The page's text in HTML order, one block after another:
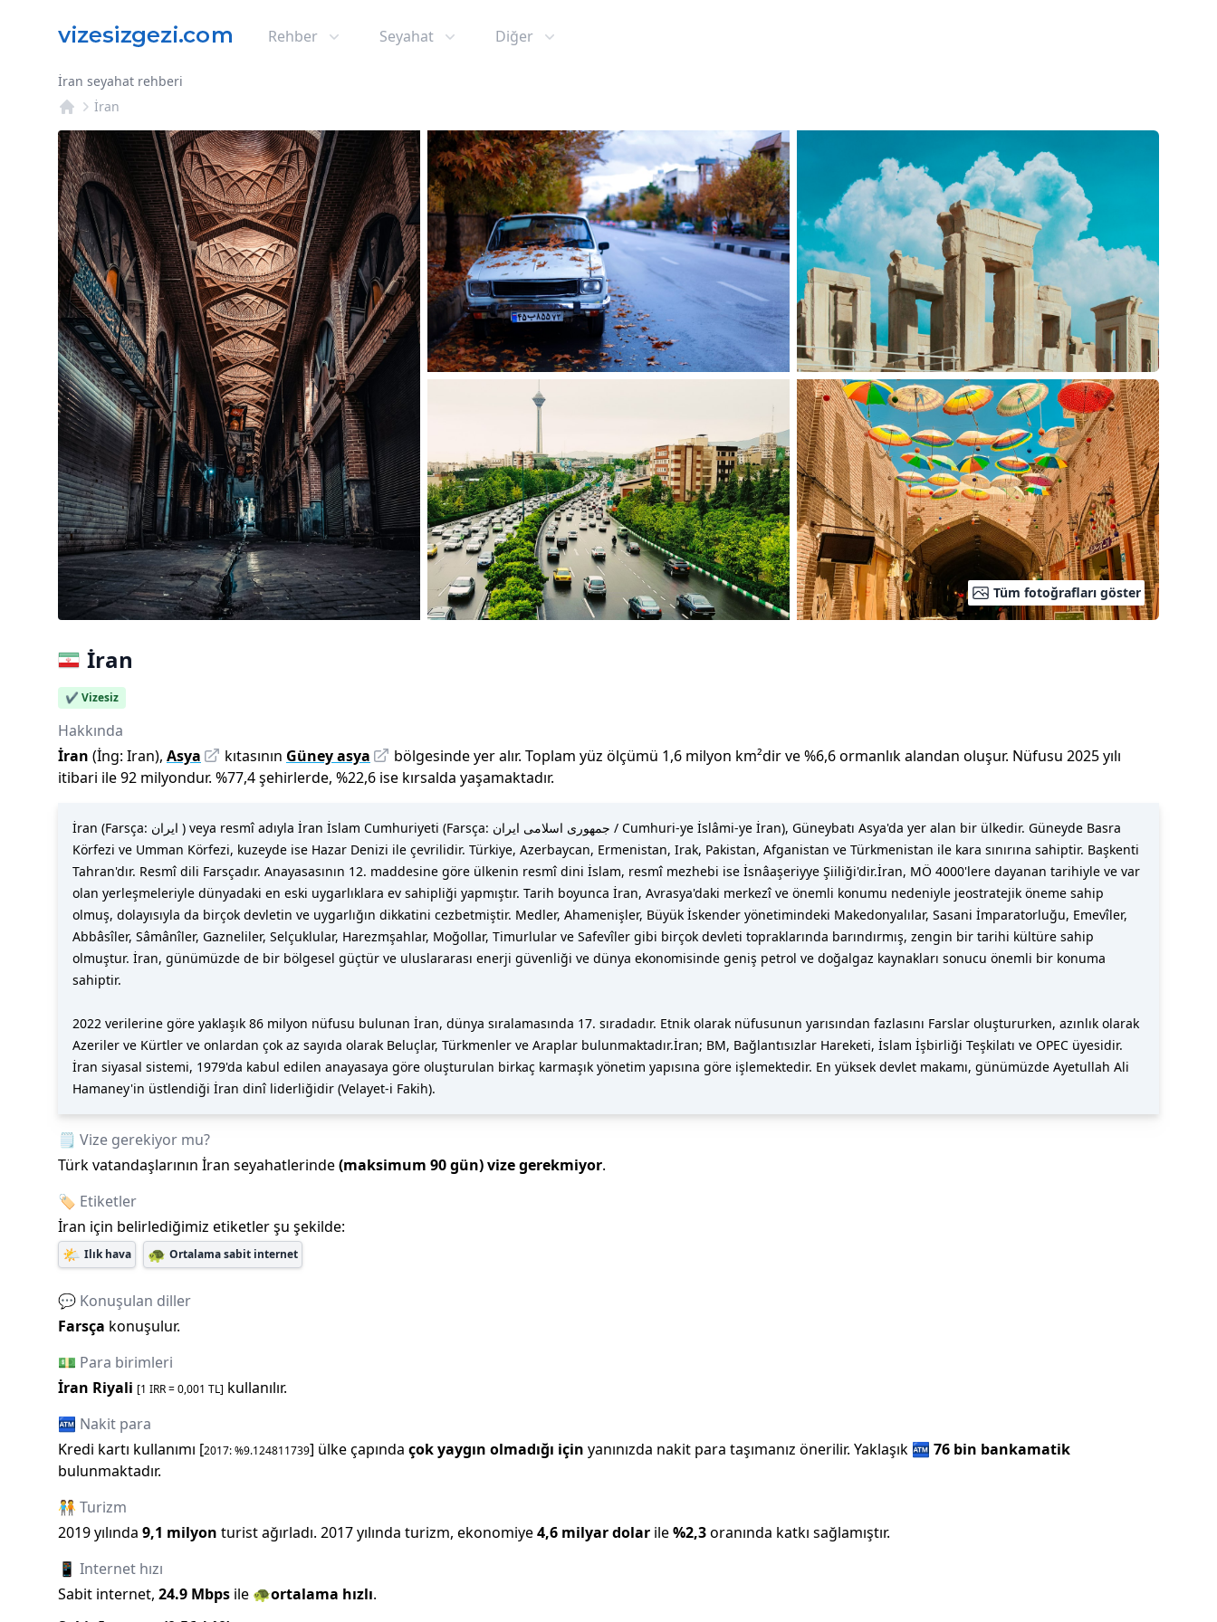
Rehber Seyahat Diğer
İran seyahat rehberi
İran
Tüm fotoğrafları göster
İran
✔️ Vizesiz
Hakkında
İran (İng: Iran), Asya kıtasının Güney asya bölgesinde yer alır. Toplam yüz ölçümü 1,6 milyon km²dirve%6,6ormanlık alandan oluşur. Nüfusu 2025yılı
itibari ile92 milyondur. %77,4şehirlerde, %22,6 ise kırsalda yaşamaktadır.
İran (Farsça: ایران ) veya resmî adıyla İran İslam Cumhuriyeti (Farsça: جمهوری اسلامی ایران / Cumhuri-ye İslâmi-ye İran), Güneybatı Asya'da yer alan bir ülkedir. Güneyde Basra
Körfezi ve Umman Körfezi, kuzeyde ise Hazar Denizi ile çevrilidir. Türkiye, Azerbaycan, Ermenistan, Irak, Pakistan, Afganistan ve Türkmenistan ile kara sınırına sahiptir. Başkenti
Tahran'dır. Resmî dili Farsçadır. Anayasasının 12. maddesine göre ülkenin resmî dini İslam, resmî mezhebi ise İsnâaşeriyye Şiiliği'dir.İran, MÖ 4000'lere dayanan tarihiyle ve var
olan yerleşmeleriyle dünyadaki en eski uygarlıklara ev sahipliği yapmıştır. Tarih boyunca İran, Avrasya'daki merkezî ve önemli konumu nedeniyle jeostratejik öneme sahip
olmuş, dolayısıyla da birçok devletin ve uygarlığın dikkatini cezbetmiştir. Medler, Ahamenişler, Büyük İskender yönetimindeki Makedonyalılar, Sasani İmparatorluğu, Emevîler,
Abbâsîler, Sâmânîler, Gazneliler, Selçuklular, Harezmşahlar, Moğollar, Timurlular ve Safevîler gibi birçok devleti topraklarında barındırmış, zengin bir tarihi kültüre sahip
olmuştur. İran, günümüzde de bir bölgesel güçtür ve uluslararası enerji güvenliği ve dünya ekonomisinde geniş petrol ve doğalgaz kaynakları sonucu önemli bir konuma
sahiptir.
2022 verilerine göre yaklaşık 86 milyon nüfusu bulunan İran, dünya sıralamasında 17. sıradadır. Etnik olarak nüfusunun yarısından fazlasını Farslar oluştururken, azınlık olarak
Azeriler ve Kürtler ve onlardan çok az sayıda olarak Beluçlar, Türkmenler ve Araplar bulunmaktadır.İran; BM, Bağlantısızlar Hareketi, İslam İşbirliği Teşkilatı ve OPEC üyesidir.
İran siyasal sistemi, 1979'da kabul edilen anayasaya göre oluşturulan birkaç karmaşık yönetim yapısına göre işlemektedir. En yüksek devlet makamı, günümüzde Ayetullah Ali
Hamaney'in üstlendiği İran dinî liderliğidir (Velayet-i Fakih).
🗒️ Vize gerekiyor mu?
Türk vatandaşlarının İran seyahatlerinde(maksimum 90gün)vize gerekmiyor.
🏷️ Etiketler
İran için belirlediğimiz etiketler şu şekilde:
🌤️ Ilık hava 🐢 Ortalama sabit internet
💬 Konuşulan diller
Farsça konuşulur.
💵 Para birimleri
İran Riyali [1 IRR=0,001 TL] kullanılır.
🏧 Nakit para
Kredi kartı kullanımı [2017: %9.124811739] ülke çapında çok yaygın olmadığı için yanınızda nakit para taşımanız önerilir. Yaklaşık 🏧 76 bin bankamatik
bulunmaktadır.
🧑‍🤝‍🧑 Turizm
2019yılında 9,1 milyon turist ağırladı. 2017yılında turizm, ekonomiye4,6 milyardolar ile%2,3oranında katkı sağlamıştır.
📱 Internet hızı
Sabit internet, 24.9 Mbps ile 🐢ortalama hızlı.